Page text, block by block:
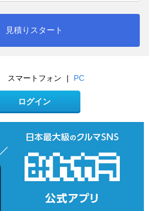
見積りスタート
スマートフォン | PC
ログイン